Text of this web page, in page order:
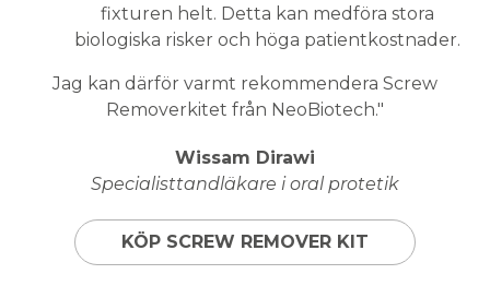
fixturen helt. Detta kan medföra stora
biologiska risker och höga patientkostnader.
Jag kan därför varmt rekommendera Screw
Removerkitet från NeoBiotech."
Wissam Dirawi
Specialisttandläkare i oral protetik
KÖP SCREW REMOVER KIT